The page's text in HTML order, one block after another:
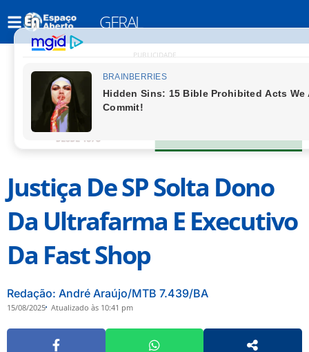
GERAL
PUBLICIDADE
Justiça De SP Solta Dono
Da Ultrafarma E Executivo
Da Fast Shop
Redação: André Araújo/MTB 7.439/BA
15/08/2025 Atualizado às 10:41 pm